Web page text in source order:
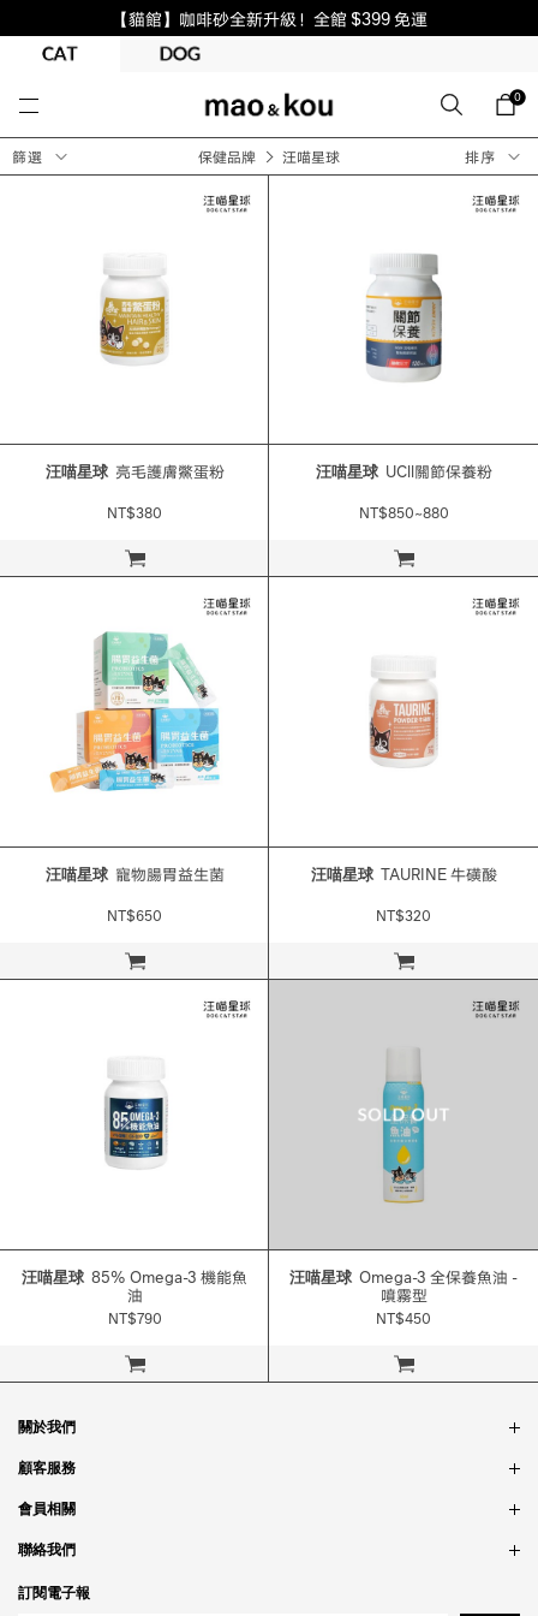
【貓館】咖啡砂全新升級！全館 $399 免運
0
篩選 排序
保健品牌 汪喵星球
立即購買
汪喵星球 亮毛護膚鱉蛋粉
NT$380
立即購買
汪喵星球 UCll關節保養粉
NT$850~880
立即購買
汪喵星球 寵物腸胃益生菌
NT$650
立即購買
汪喵星球 TAURINE 牛磺酸
NT$320
立即購買
汪喵星球
油
NT$790
立即購買
汪喵星球
噴霧型
NT$450
關於我們
品牌故事
銷售據點
隱私政策
顧客服務
訂單問題
付款問題
配送問題
會員相關
會員制度
紅利制度
聯絡我們
合作相關
訂閱電子報